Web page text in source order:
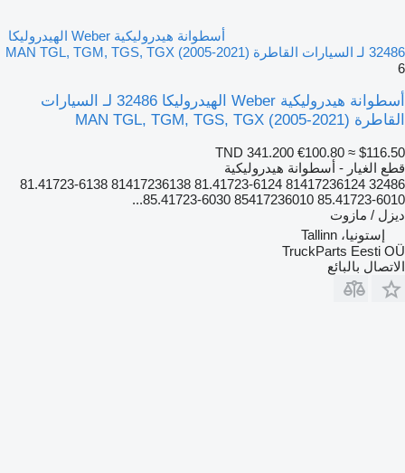
أسطوانة هيدروليكية Weber الهيدروليكا
32486 لـ السيارات القاطرة MAN TGL, TGM, TGS, TGX (2005-2021)
6
أسطوانة هيدروليكية Weber الهيدروليكا 32486 لـ السيارات
القاطرة MAN TGL, TGM, TGS, TGX (2005-2021)
TND 341.200 €100.80 ≈ $116.50
قطع الغيار - أسطوانة هيدروليكية
32486 81417236124 81.41723-6124 81417236138 81.41723-6138
85.41723-6010 85417236010 85.41723-6030...
ديزل / مازوت
إستونيا، Tallinn
TruckParts Eesti OÜ
الاتصال بالبائع